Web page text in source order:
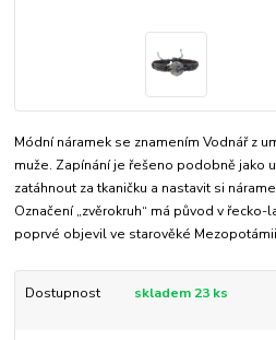
Módní náramek se znamením Vodnář z
muže. Zapínání je řešeno podobně jako
zatáhnout za tkaničku a nastavit si
Označení „zvěrokruh“ má původ v
poprvé objevil ve starověké
Dostupnost skladem 23 ks